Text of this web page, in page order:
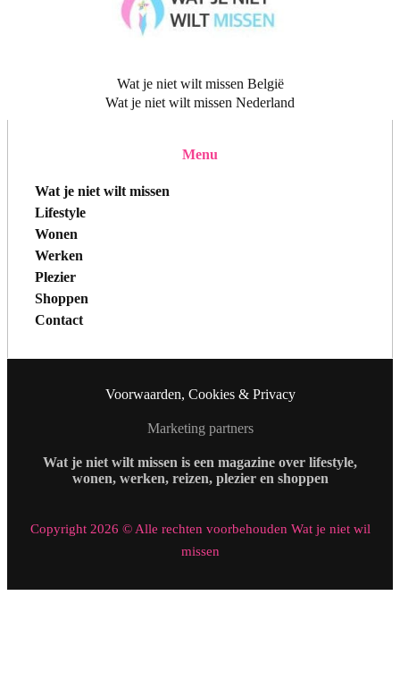
Wat je niet wilt missen België
Wat je niet wilt missen Nederland
Menu
Wat je niet wilt missen
Lifestyle
Wonen
Werken
Plezier
Shoppen
Contact
Voorwaarden, Cookies & Privacy
Marketing partners
Wat je niet wilt missen is een magazine over lifestyle,
wonen, werken, reizen, plezier en shoppen
Copyright 2026 © Alle rechten voorbehouden Wat je niet wil
missen